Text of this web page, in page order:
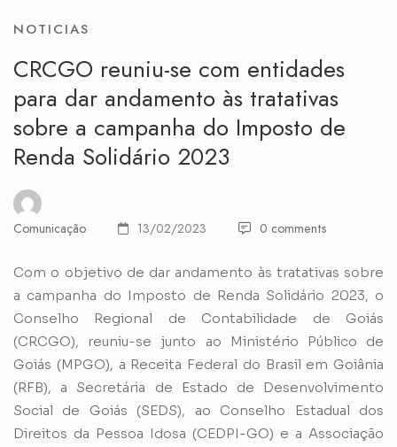
NOTICIAS
CRCGO reuniu-se com entidades
para dar andamento às tratativas
sobre a campanha do Imposto de
Renda Solidário 2023
Comunicação 13/02/2023 0 comments
Com o objetivo de dar andamento às tratativas sobre
a campanha do Imposto de Renda Solidário 2023, o
Conselho Regional de Contabilidade de Goiás
(CRCGO), reuniu-se junto ao Ministério Público de
Goiás (MPGO), a Receita Federal do Brasil em Goiânia
(RFB), a Secretária de Estado de Desenvolvimento
Social de Goiás (SEDS), ao Conselho Estadual dos
Direitos da Pessoa Idosa (CEDPI-GO) e a Associação